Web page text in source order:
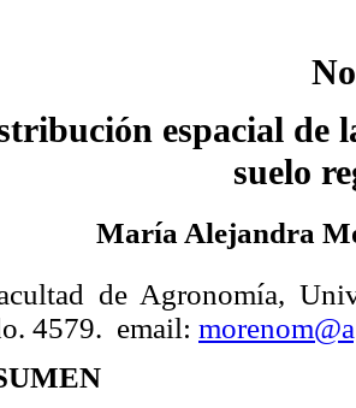
espacial de
suelo
María Alejandra
de Agronomía,
4579. email: